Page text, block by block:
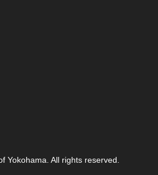
Yokohama. All rights reserved.